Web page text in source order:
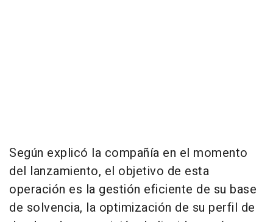
Según explicó la compañía en el momento
del lanzamiento, el objetivo de esta
operación es la gestión eficiente de su base
de solvencia, la optimización de su perfil de